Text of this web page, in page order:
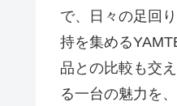
で、日々の足回
持を集める
品との比較も交
る一台の魅力を